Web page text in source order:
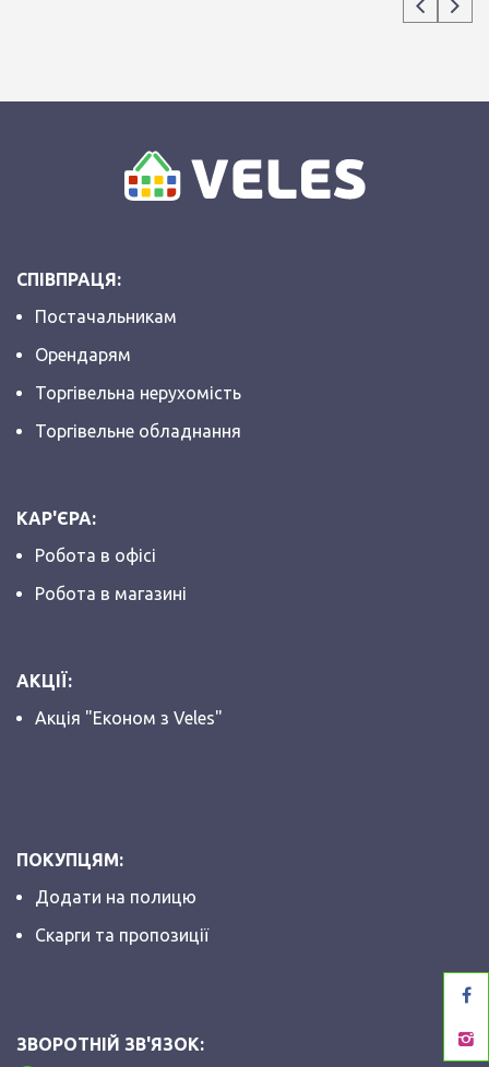
паперовий пакет 500г
СПІВПРАЦЯ:
Постачальникам
Орендарям
Торгівельна нерухомість
Торгівельне обладнання
КАР'ЄРА:
Робота в офісі
Робота в магазині
АКЦІЇ:
Акція "Економ з Veles"
ПОКУПЦЯМ:
Додати на полицю
Скарги та пропозиції
ЗВОРОТНІЙ ЗВ'ЯЗОК: